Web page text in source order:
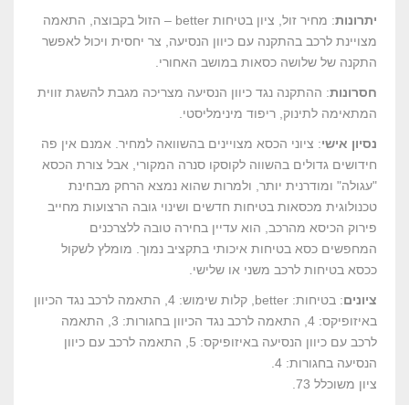
יתרונות
: מחיר זול, ציון בטיחות better – הזול בקבוצה, התאמה
מצויינת לרכב בהתקנה עם כיוון הנסיעה, צר יחסית ויכול לאפשר
התקנה של שלושה כסאות במושב האחורי.
חסרונות: ההתקנה נגד כיוון הנסיעה מצריכה מגבת להשגת זווית
המתאימה לתינוק, ריפוד מינימליסטי.
נסיון אישי: ציוני הכסא מצויינים בהשוואה למחיר. אמנם אין פה
חידושים גדולים בהשווה לקוסקו סנרה המקורי, אבל צורת הכסא
"עגולה" ומודרנית יותר, ולמרות שהוא נמצא הרחק מבחינת
טכנולוגית מכסאות בטיחות חדשים ושינוי גובה הרצועות מחייב
פירוק הכיסא מהרכב, הוא עדיין בחירה טובה ללצרכנים
המחפשים כסא בטיחות איכותי בתקציב נמוך. מומלץ לשקול
ככסא בטיחות לרכב משני או שלישי.
ציונים
: בטיחות: better, קלות שימוש: 4, התאמה לרכב נגד הכיוון
באיזופיקס: 4, התאמה לרכב נגד הכיוון בחגורות: 3, התאמה
לרכב עם כיוון הנסיעה באיזופיקס: 5, התאמה לרכב עם כיוון
הנסיעה בחגורות: 4.
ציון משוכלל 73.